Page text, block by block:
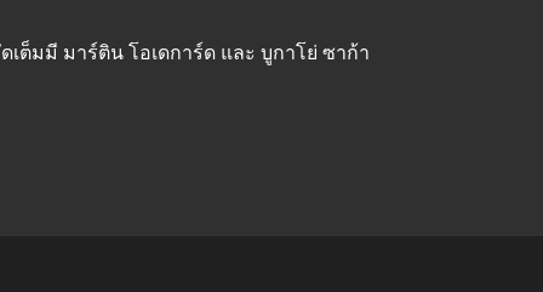
ต็มมี มาร์ติน โอเดการ์ด และ บูกาโย่ ซาก้า